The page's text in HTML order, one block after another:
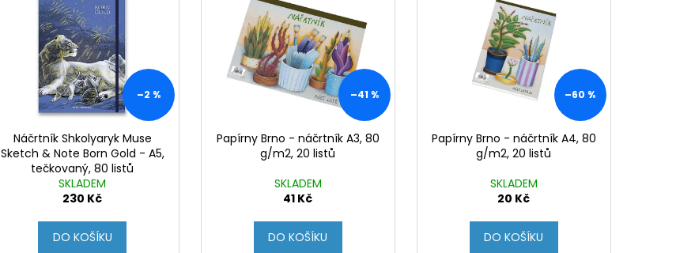
–2 %
Náčrtník Shkolyaryk Muse
Sketch & Note Born Gold - A5,
tečkovaný, 80 listů
SKLADEM
230 Kč
DO KOŠÍKU
–41 %
Papírny Brno - náčrtník A3, 80
g/m2, 20 listů
SKLADEM
41 Kč
DO KOŠÍKU
–60 %
Papírny Brno - náčrtník A4, 80
g/m2, 20 listů
SKLADEM
20 Kč
DO KOŠÍKU